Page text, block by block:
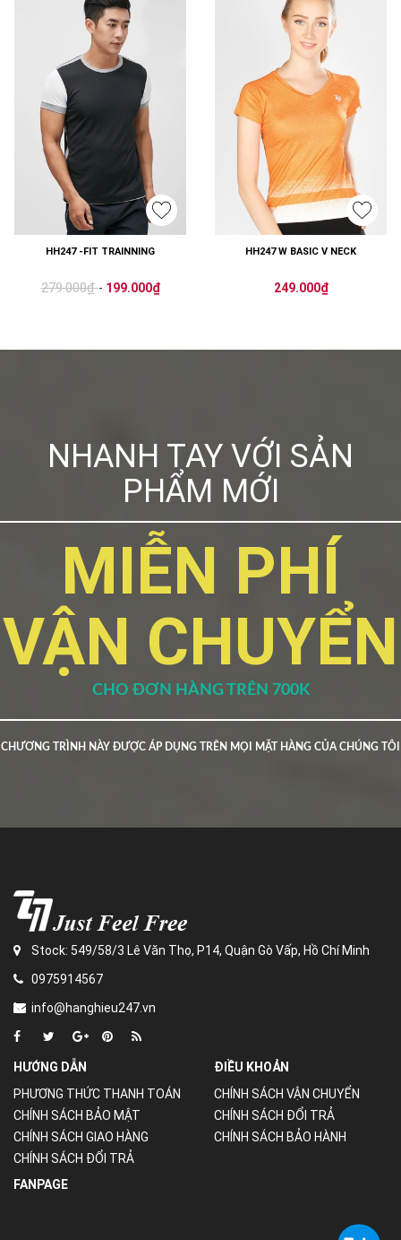
HH247 -FIT TRAINNING
279.000₫- 199.000₫
HH247 W BASIC V NECK
249.000₫
NHANH TAY VỚI SẢN
PHẨM MỚI
MIỄN PHÍ
VẬN CHUYỂN
CHO ĐƠN HÀNG TRÊN 700K
CHƯƠNG TRÌNH NÀY ĐƯỢC ÁP DỤNG TRÊN MỌI MẶT HÀNG CỦA CHÚNG TÔI
Stock: 549/58/3 Lê Văn Thọ, P14, Quận Gò Vấp, Hồ Chí Minh
0975914567
info@hanghieu247.vn
HƯỚNG DẪN
PHƯƠNG THỨC THANH TOÁN
CHÍNH SÁCH BẢO MẬT
CHÍNH SÁCH GIAO HÀNG
CHÍNH SÁCH ĐỔI TRẢ
ĐIỀU KHOẢN
CHÍNH SÁCH VẬN CHUYỂN
CHÍNH SÁCH ĐỔI TRẢ
CHÍNH SÁCH BẢO HÀNH
FANPAGE